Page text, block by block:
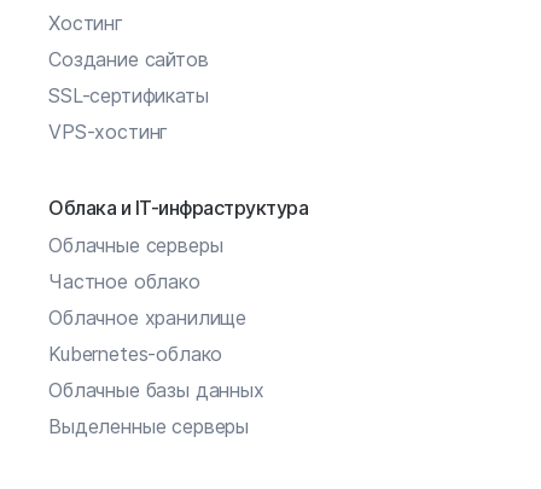
Хостинг
Создание сайтов
SSL-сертификаты
VPS-хостинг
Облака и IT-инфраструктура
Облачные серверы
Частное облако
Облачное хранилище
Kubernetes-облако
Облачные базы данных
Выделенные серверы